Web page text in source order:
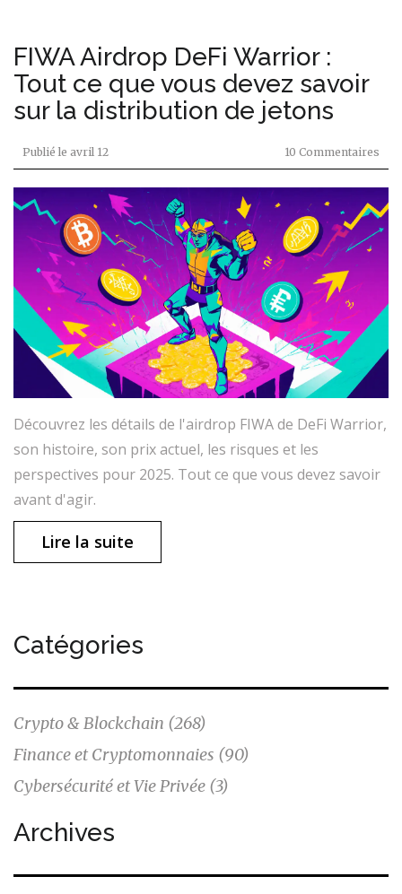
FIWA Airdrop DeFi Warrior :
Tout ce que vous devez savoir
sur la distribution de jetons
Publié le avril 12 10 Commentaires
Découvrez les détails de l'airdrop FIWA de DeFi Warrior,
son histoire, son prix actuel, les risques et les
perspectives pour 2025. Tout ce que vous devez savoir
avant d'agir.
Lire la suite
Catégories
Crypto & Blockchain (268)
Finance et Cryptomonnaies (90)
Cybersécurité et Vie Privée (3)
Archives